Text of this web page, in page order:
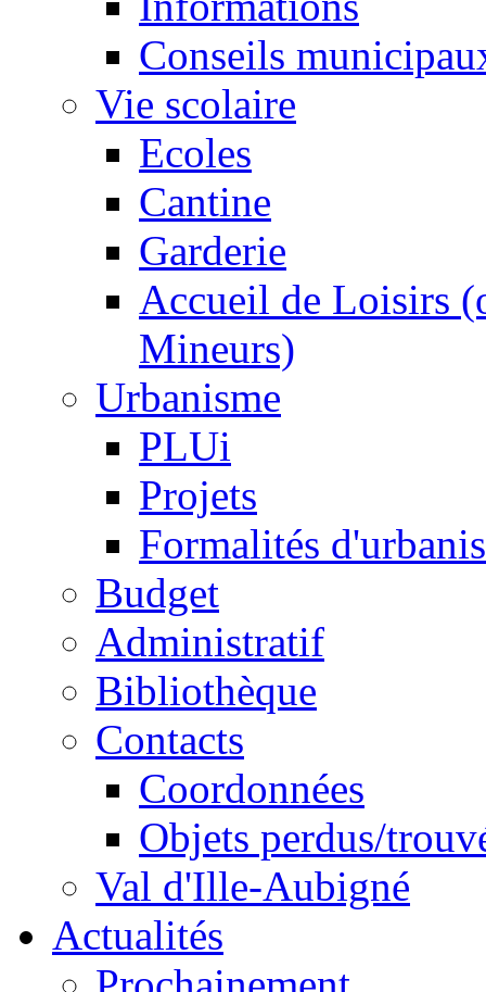
Conseils
Vie scolaire
Ecoles
Cantine
Garderie
Accueil de Loisirs
Mineurs)
Urbanisme
PLUi
Projets
Formalités
Budget
Administratif
Bibliothèque
Contacts
Coordonnées
Objets perdus/
Val d'Ille-Aubigné
Actualités